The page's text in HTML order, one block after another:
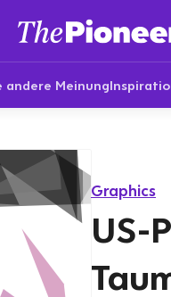
andere Meinung
Graphics
US-